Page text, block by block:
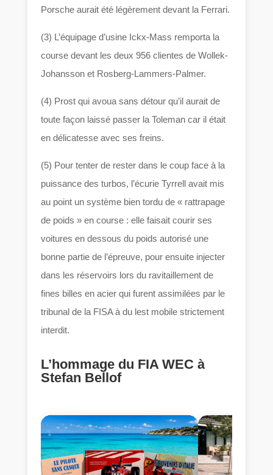
Porsche aurait été légèrement devant la Ferrari.
(3) L’équipage d’usine Ickx-Mass remporta la
course devant les deux 956 clientes de Wollek-
Johansson et Rosberg-Lammers-Palmer.
(4) Prost qui avoua sans détour qu’il aurait de
toute façon laissé passer la Toleman car il était
en délicatesse avec ses freins.
(5) Pour tenter de rester dans le coup face à la
puissance des turbos, l’écurie Tyrrell avait mis
au point un système bien tordu de « rattrapage
de poids » en course : elle faisait courir ses
voitures en dessous du poids autorisé une
bonne partie de l’épreuve, pour ensuite injecter
dans les réservoirs lors du ravitaillement de
fines billes en acier qui furent assimilées par le
tribunal de la FISA à du lest mobile strictement
interdit.
L’hommage du FIA WEC à
Stefan Bellof